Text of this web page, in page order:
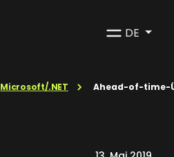
DE
Microsoft/.NET Ahead-of-time-